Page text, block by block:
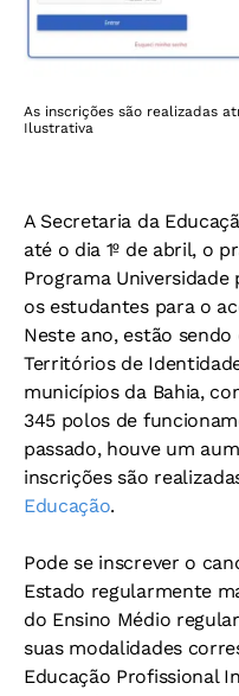
As inscrições são realizadas
Ilustrativa
A Secretaria da
até o dia 1º de abril, o
Programa Universidade
os estudantes para o
Neste ano, estão sendo
Territórios de
municípios da Bahia,
345 polos de
passado, houve um
inscrições são
Educação.
Pode se inscrever o
Estado regularmente
do Ensino Médio
suas modalidades
Educação Profissional